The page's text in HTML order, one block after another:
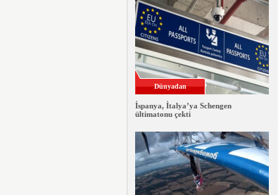
Dünyadan
İspanya, İtalya’ya Schengen
ültimatonu çekti